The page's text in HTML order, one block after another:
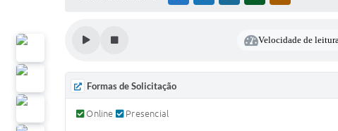
Velocidade de
Formas de Solicitação
Online Presencial